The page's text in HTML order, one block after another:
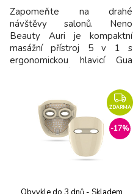
Zapomeňte na drahé
návštěvy salonů. Neno
Beauty Auri je kompaktní
masážní přístroj 5 v 1 s
ergonomickou hlavicí Gua
během několika minut.
Přístroj nabízí dva režimy –
omlazující a rozjasňující – a
kombinuje EMS, RF vlny,
červené LED světlo a
vibrační masáž. Vestavěný
ZDARMA
-17%